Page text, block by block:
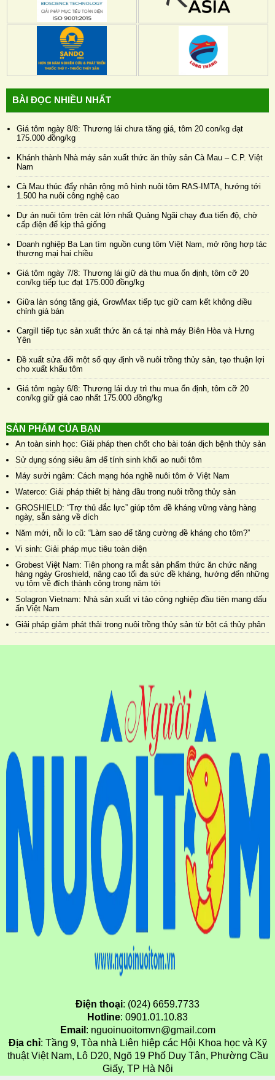
BÀI ĐỌC NHIỀU NHẤT
Giá tôm ngày 8/8: Thương lái chưa tăng giá, tôm 20 con/kg đạt
175.000 đồng/kg
Khánh thành Nhà máy sản xuất thức ăn thủy sản Cà Mau – C.P. Việt
Nam
Cà Mau thúc đẩy nhân rộng mô hình nuôi tôm RAS-IMTA, hướng tới
1.500 ha nuôi công nghệ cao
Dự án nuôi tôm trên cát lớn nhất Quảng Ngãi chạy đua tiến độ, chờ
cấp điện để kịp thả giống
Doanh nghiệp Ba Lan tìm nguồn cung tôm Việt Nam, mở rộng hợp tác
thương mại hai chiều
Giá tôm ngày 7/8: Thương lái giữ đà thu mua ổn định, tôm cỡ 20
con/kg tiếp tục đạt 175.000 đồng/kg
Giữa làn sóng tăng giá, GrowMax tiếp tục giữ cam kết không điều
chỉnh giá bán
Cargill tiếp tục sản xuất thức ăn cá tại nhà máy Biên Hòa và Hưng
Yên
Đề xuất sửa đổi một số quy định về nuôi trồng thủy sản, tạo thuận lợi
cho xuất khẩu tôm
Giá tôm ngày 6/8: Thương lái duy trì thu mua ổn định, tôm cỡ 20
con/kg giữ giá cao nhất 175.000 đồng/kg
SẢN PHẨM CỦA BẠN
An toàn sinh học: Giải pháp then chốt cho bài toán dịch bệnh thủy sản
Sử dụng sóng siêu âm để tính sinh khối ao nuôi tôm
Máy sưởi ngâm: Cách mạng hóa nghề nuôi tôm ở Việt Nam
Waterco: Giải pháp thiết bị hàng đầu trong nuôi trồng thủy sản
GROSHIELD: “Trợ thủ đắc lực” giúp tôm đề kháng vững vàng hàng
ngày, sẵn sàng về đích
Năm mới, nỗi lo cũ: “Làm sao để tăng cường đề kháng cho tôm?”
Vi sinh: Giải pháp mục tiêu toàn diện
Grobest Việt Nam: Tiên phong ra mắt sản phẩm thức ăn chức năng
hàng ngày Groshield, nâng cao tối đa sức đề kháng, hướng đến những
vụ tôm về đích thành công trong năm tới
Solagron Vietnam: Nhà sản xuất vi tảo công nghiệp đầu tiên mang dấu
ấn Việt Nam
Giải pháp giảm phát thải trong nuôi trồng thủy sản từ bột cá thủy phân
Điện thoại: (024) 6659.7733
Hotline: 0901.01.10.83
Email : nguoinuoitomvn@gmail.com
Địa chỉ: Tầng 9, Tòa nhà Liên hiệp các Hội Khoa học và Kỹ
thuật Việt Nam, Lô D20, Ngõ 19 Phố Duy Tân, Phường Cầu
Giấy, TP Hà Nội